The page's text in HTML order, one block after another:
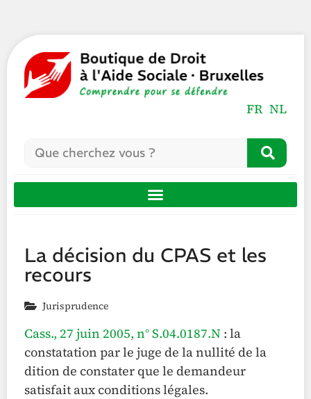
FR NL
La décision du CPAS et les
recours
Jurisprudence
Cass., 27 juin 2005, n° S.04.0187.N : la
constatation par le juge de la nullité de la
dition de constater que le demandeur
satisfait aux conditions légales.